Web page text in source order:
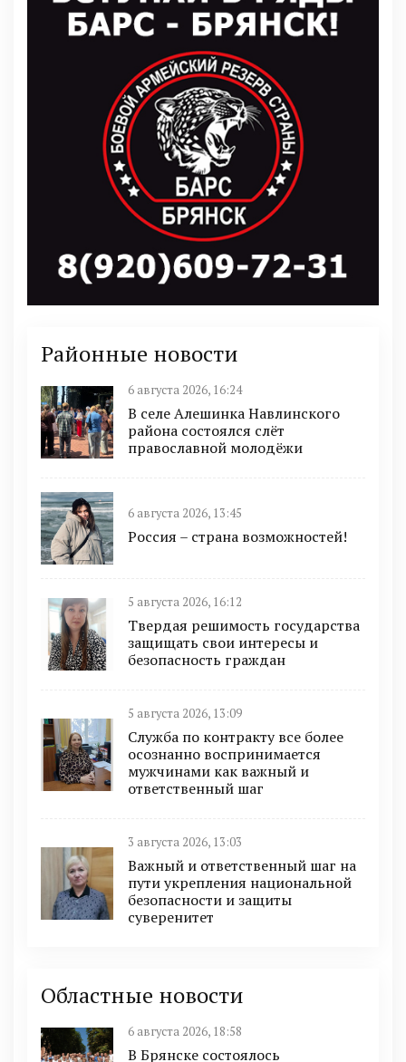
Районные новости
6 августа 2026, 16:24
В селе Алешинка Навлинского
района состоялся слёт
православной молодёжи
6 августа 2026, 13:45
Россия – страна возможностей!
5 августа 2026, 16:12
Твердая решимость государства
защищать свои интересы и
безопасность граждан
5 августа 2026, 13:09
Служба по контракту все более
осознанно воспринимается
мужчинами как важный и
ответственный шаг
3 августа 2026, 13:03
Важный и ответственный шаг на
пути укрепления национальной
безопасности и защиты
суверенитет
Областные новости
6 августа 2026, 18:58
В Брянске состоялось